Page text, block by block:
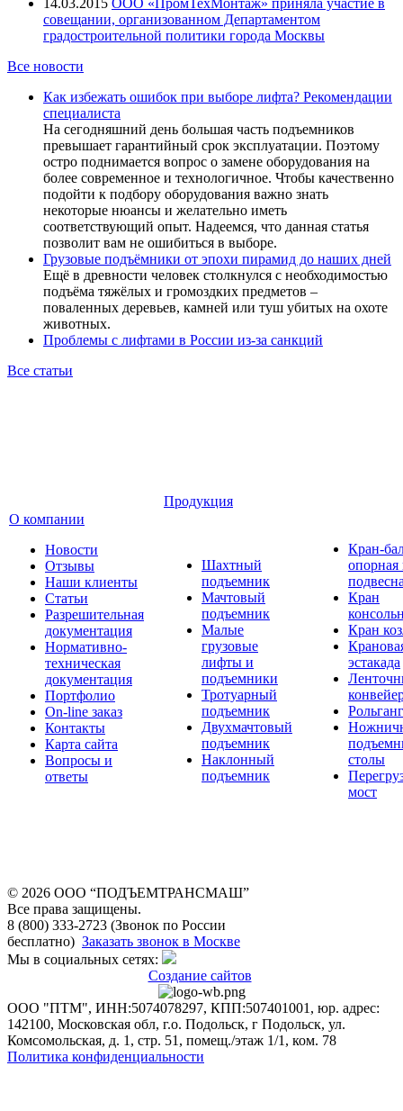
14.03.2015 ООО «ПромТехМонтаж» приняла участие в
совещании, организованном Департаментом
градостроительной политики города Москвы
Все новости
Как избежать ошибок при выборе лифта? Рекомендации
специалиста
На сегодняшний день большая часть подъемников
превышает гарантийный срок эксплуатации. Поэтому
остро поднимается вопрос о замене оборудования на
более современное и технологичное. Чтобы качественно
подойти к подбору оборудования важно знать
некоторые нюансы и желательно иметь
соответствующий опыт. Надеемся, что данная статья
позволит вам не ошибиться в выборе.
Грузовые подъёмники от эпохи пирамид до наших дней
Ещё в древности человек столкнулся с необходимостью
подъёма тяжёлых и громоздких предметов –
поваленных деревьев, камней или туш убитых на охоте
животных.
Проблемы с лифтами в России из-за санкций
Все статьи
О компании
Новости
Отзывы
Наши клиенты
Статьи
Разрешительная
документация
Нормативно-
техническая
документация
Портфолио
On-line заказ
Контакты
Карта сайта
Вопросы и
ответы
Продукция
Шахтный
подъемник
Мачтовый
подъемник
Малые
грузовые
лифты и
подъемники
Тротуарный
подъемник
Двухмачтовый
подъемник
Наклонный
подъемник
Кран-
опорная
Кран
Кран
эстакада
столы
мост
© 2026 OOO “ПОДЪЕМТРАНСМАШ”
Все права защищены.
8 (800) 333-2723 (Звонок по России
бесплатно) Заказать звонок в Москве
Мы в социальных сетях:
Создание сайтов
ООО "ПТМ", ИНН:5074078297, КПП:507401001, юр. адрес:
142100, Московская обл, г.о. Подольск, г Подольск, ул.
Комсомольская, д. 1, стр. 51, помещ./этаж 1/1, ком. 78
Политика конфиденциальности